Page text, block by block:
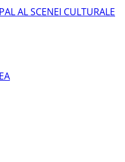
AL SCENEI CULTURALE